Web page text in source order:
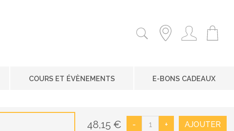
COURS ET ÉVÈNEMENTS E-BONS CADEAUX
48,15 € - + AJOUTER